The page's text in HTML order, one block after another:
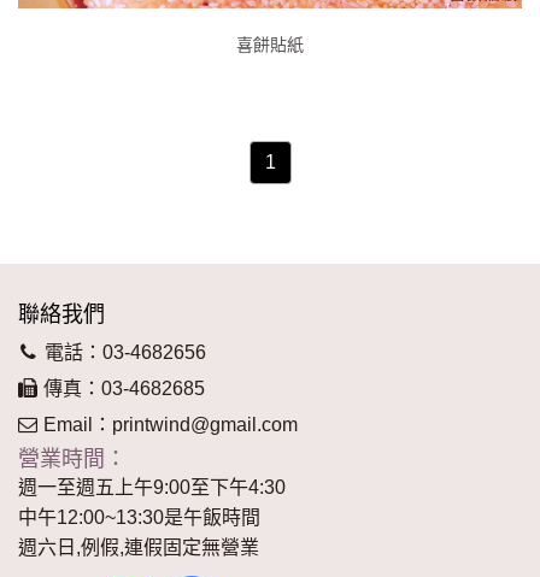
喜餅貼紙
1
聯絡我們
電話：03-4682656
傳真：03-4682685
Email： printwind@gmail.com
營業時間：
週一至週五上午9:00至下午4:30
中午12:00~13:30是午飯時間
週六日,例假,連假固定無營業